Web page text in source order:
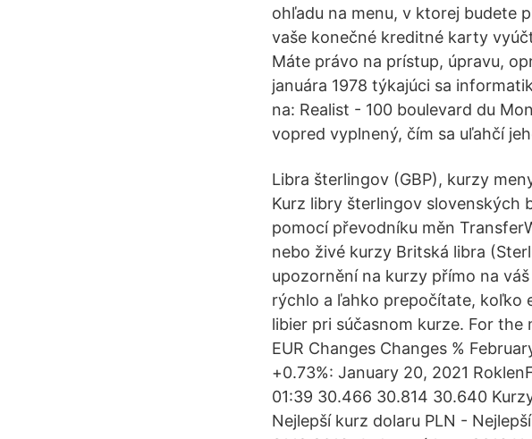
ohľadu na menu, v ktorej budete
vaše konečné kreditné karty
Máte právo na prístup, úpravu,
januára 1978 týkajúci sa
na: Realist - 100 boulevard du
vopred vyplnený, čím sa uľahčí
Libra šterlingov (GBP), kurzy
Kurz libry šterlingov slovenských
pomocí převodníku měn
nebo živé kurzy Britská libra
upozornění na kurzy přímo na
rýchlo a ľahko prepočítate, koľko
libier pri súčasnom kurze. For
EUR Changes Changes %
+0.73%: January 20, 2021
01:39 30.466 30.814 30.640
Nejlepší kurz dolaru PLN -